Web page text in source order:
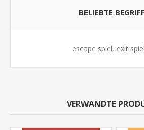
BELIEBTE
escape spiel, exit spiel
VERWANDTE